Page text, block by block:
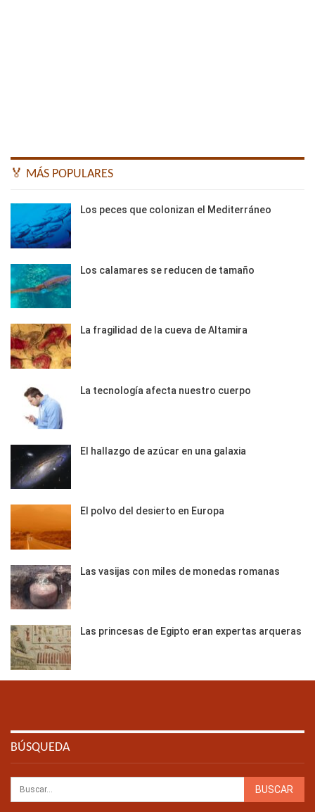
🏅 MÁS POPULARES
Los peces que colonizan el Mediterráneo
Los calamares se reducen de tamaño
La fragilidad de la cueva de Altamira
La tecnología afecta nuestro cuerpo
El hallazgo de azúcar en una galaxia
El polvo del desierto en Europa
Las vasijas con miles de monedas romanas
Las princesas de Egipto eran expertas arqueras
BÚSQUEDA